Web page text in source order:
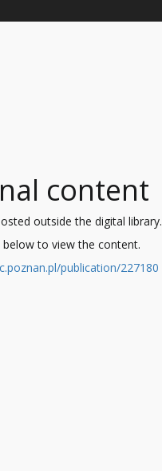
content
outside the digital library.
below to view the content.
publication/227180